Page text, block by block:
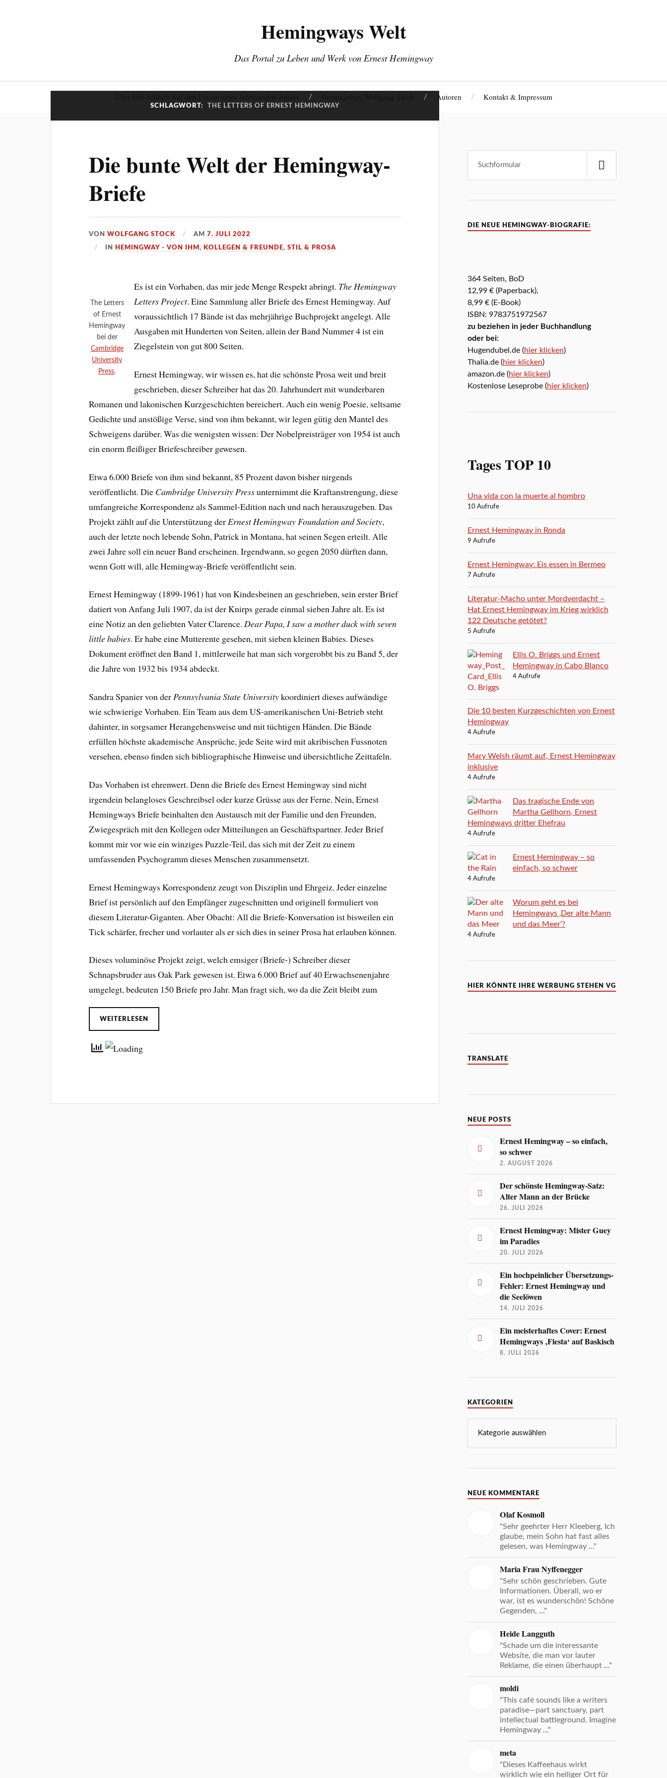
Hemingways Welt
Das Portal zu Leben und Werk von Ernest Hemingway
Autoren Kontakt & Impressum
SCHLAGWORT: THE LETTERS OF ERNEST HEMINGWAY
Die bunte Welt der Hemingway-
Briefe
VONWOLFGANG STOCK AM7. JULI 2022
IN HEMINGWAY - VON IHM, KOLLEGEN & FREUNDE,STIL & PROSA
The Letters
of Ernest
Hemingway
bei der
Cambridge
University
Press.
Es ist ein Vorhaben, das mir jede Menge Respekt abringt. The Hemingway
Letters Project. Eine Sammlung aller Briefe des Ernest Hemingway. Auf
voraussichtlich 17 Bände ist das mehrjährige Buchprojekt angelegt. Alle
Ausgaben mit Hunderten von Seiten, allein der Band Nummer 4 ist ein
Ziegelstein von gut 800 Seiten.
Ernest Hemingway, wir wissen es, hat die schönste Prosa weit und breit
geschrieben, dieser Schreiber hat das 20. Jahrhundert mit wunderbaren
Romanen und lakonischen Kurzgeschichten bereichert. Auch ein wenig Poesie, seltsame
Gedichte und anstößige Verse, sind von ihm bekannt, wir legen gütig den Mantel des
Schweigens darüber. Was die wenigsten wissen: Der Nobelpreisträger von 1954 ist auch
ein enorm fleißiger Briefeschreiber gewesen.
Etwa 6.000 Briefe von ihm sind bekannt, 85 Prozent davon bisher nirgends
veröffentlicht. Die Cambridge University Pressunternimmt die Kraftanstrengung, diese
umfangreiche Korrespondenz als Sammel-Edition nach und nach herauszugeben. Das
Projekt zählt auf die Unterstützung der Ernest Hemingway Foundation and Society,
auch der letzte noch lebende Sohn, Patrick in Montana, hat seinen Segen erteilt. Alle
zwei Jahre soll ein neuer Band erscheinen. Irgendwann, so gegen 2050 dürften dann,
wenn Gott will, alle Hemingway-Briefe veröffentlicht sein.
Ernest Hemingway (1899-1961) hat von Kindesbeinen an geschrieben, sein erster Brief
datiert von Anfang Juli 1907, da ist der Knirps gerade einmal sieben Jahre alt. Es ist
eine Notiz an den geliebten Vater Clarence.Dear Papa, I saw a mother duck with seven
little babies. Er habe eine Mutterente gesehen, mit sieben kleinen Babies. Dieses
Dokument eröffnet den Band 1, mittlerweile hat man sich vorgerobbt bis zu Band 5, der
die Jahre von 1932 bis 1934 abdeckt.
Sandra Spanier von derPennsylvania State Universitykoordiniert dieses aufwändige
wie schwierige Vorhaben. Ein Team aus dem US-amerikanischen Uni-Betrieb steht
dahinter, in sorgsamer Herangehensweise und mit tüchtigen Händen. Die Bände
erfüllen höchste akademische Ansprüche, jede Seite wird mit akribischen Fussnoten
versehen, ebenso finden sich bibliographische Hinweise und übersichtliche Zeittafeln.
Das Vorhaben ist ehrenwert. Denn die Briefe des Ernest Hemingway sind nicht
irgendein belangloses Geschreibsel oder kurze Grüsse aus der Ferne. Nein, Ernest
Hemingways Briefe beinhalten den Austausch mit der Familie und den Freunden,
Zwiegespräch mit den Kollegen oder Mitteilungen an Geschäftspartner. Jeder Brief
kommt mir vor wie ein winziges Puzzle-Teil, das sich mit der Zeit zu einem
umfassenden Psychogramm dieses Menschen zusammensetzt.
Ernest Hemingways Korrespondenz zeugt von Disziplin und Ehrgeiz. Jeder einzelne
Brief ist persönlich auf den Empfänger zugeschnitten und originell formuliert von
diesem Literatur-Giganten. Aber Obacht: All die Briefe-Konversation ist bisweilen ein
Tick schärfer, frecher und vorlauter als er sich dies in seiner Prosa hat erlauben können.
Dieses voluminöse Projekt zeigt, welch emsiger (Briefe-) Schreiber dieser
Schnapsbruder aus Oak Park gewesen ist. Etwa 6.000 Brief auf 40 Erwachsenenjahre
umgelegt, bedeuten 150 Briefe pro Jahr. Man fragt sich, wo da die Zeit bleibt zum
WEITERLESEN
DIE NEUE HEMINGWAY-BIOGRAFIE:
364 Seiten, BoD
12,99 € (Paperback),
8,99 € (E-Book)
ISBN: 9783751972567
zu beziehen in jeder Buchhandlung
oder bei:
Hugendubel.de (hier klicken)
Thalia.de (hier klicken)
amazon.de (hier klicken)
Kostenlose Leseprobe (hier klicken)
Tages TOP 10
Una vida con la muerte al hombro
10 Aufrufe
Ernest Hemingway in Ronda
9 Aufrufe
Ernest Hemingway: Eis essen in Bermeo
7 Aufrufe
Literatur-Macho unter Mordverdacht –
Hat Ernest Hemingway im Krieg wirklich
122 Deutsche getötet?
5 Aufrufe
Ellis O. Briggs und Ernest
Hemingway in Cabo Blanco
4 Aufrufe
Die 10 besten Kurzgeschichten von Ernest
Hemingway
4 Aufrufe
Mary Welsh räumt auf, Ernest Hemingway
inklusive
4 Aufrufe
Das tragische Ende von
Martha Gellhorn, Ernest
Hemingways dritter Ehefrau
4 Aufrufe
Ernest Hemingway – so
einfach, so schwer
4 Aufrufe
Worum geht es bei
Hemingways ‚Der alte Mann
und das Meer‘?
4 Aufrufe
HIER KÖNNTE IHRE WERBUNG STEHEN VG
TRANSLATE
NEUE POSTS
Ernest Hemingway – so einfach,
so schwer
2. AUGUST 2026
Der schönste Hemingway-Satz:
Alter Mann an der Brücke
26. JULI 2026
Ernest Hemingway: Mister Guey
im Paradies
20. JULI 2026
Ein hochpeinlicher Übersetzungs-
Fehler: Ernest Hemingway und
die Seelöwen
14. JULI 2026
Ein meisterhaftes Cover: Ernest
Hemingways ‚Fiesta‘ auf Baskisch
8. JULI 2026
KATEGORIEN
NEUE KOMMENTARE
Olaf Kosmoll
"Sehr geehrter Herr Kleeberg, Ich
glaube, mein Sohn hat fast alles
gelesen, was Hemingway ..."
Maria Frau Nyffenegger
"Sehr schön geschrieben. Gute
Informationen. Überall, wo er
war, ist es wunderschön! Schöne
Gegenden, ..."
Heide Langguth
"Schade um die interessante
Website, die man vor lauter
Reklame, die einen überhaupt ..."
moldi
"This café sounds like a writers
paradise—part sanctuary, part
intellectual battleground. Imagine
Hemingway ..."
meta
"Dieses Kaffeehaus wirkt
wirklich wie ein heiliger Ort für